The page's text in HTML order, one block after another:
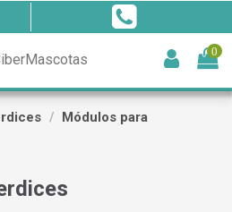
0
Módulos para